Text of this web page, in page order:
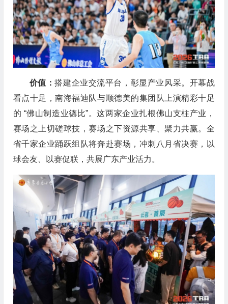
价值：搭建企业交流平台，彰显产业风采。开幕战
看点十足，南海福迪队与顺德美的集团队上演精彩十足
的 “佛山制造业德比”。这两家企业扎根佛山支柱产业，
赛场之上切磋球技，赛场之下资源共享、聚力共赢。全
省千家企业踊跃组队将奔赴赛场，冲刺八月省决赛，以
球会友、以赛促联，共展广东产业活力。